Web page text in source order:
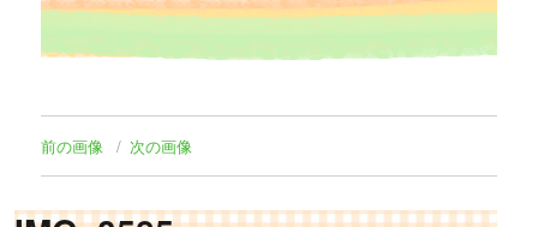
前の画像 次の画像